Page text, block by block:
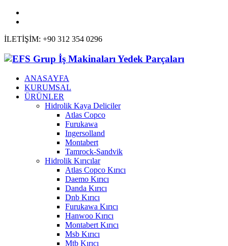
İLETİŞİM: +90 312 354 0296
ANASAYFA
KURUMSAL
ÜRÜNLER
Hidrolik Kaya Deliciler
Atlas Copco
Furukawa
Ingersolland
Montabert
Tamrock-Sandvik
Hidrolik Kırıcılar
Atlas Copco Kırıcı
Daemo Kırıcı
Danda Kırıcı
Dnb Kırıcı
Furukawa Kırıcı
Hanwoo Kırıcı
Montabert Kırıcı
Msb Kırıcı
Mtb Kırıcı